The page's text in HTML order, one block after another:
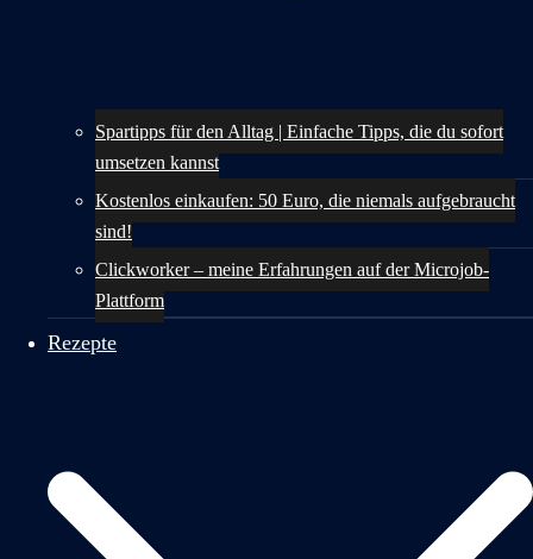
Spartipps für den Alltag | Einfache Tipps, die du sofort
umsetzen kannst
Kostenlos einkaufen: 50 Euro, die niemals aufgebraucht
sind!
Clickworker – meine Erfahrungen auf der Microjob-
Plattform
Rezepte